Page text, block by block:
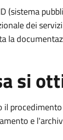
(sistema
dei servizi
la
si
il
e